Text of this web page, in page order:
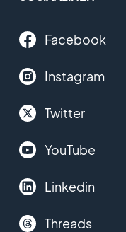
Facebook
Instagram
Twitter
YouTube
Linkedin
Threads